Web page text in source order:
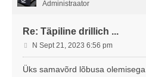
Administraator
Re: Täpiline drillich ...
P
o
s
N Sept 21, 2023 6:56 pm
Üks samavõrd lõbusa olemisega